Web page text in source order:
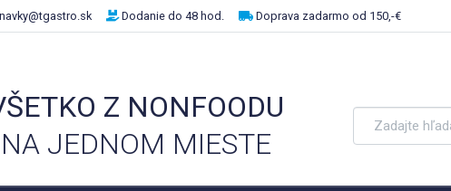
Dodanie do 48 hod. Doprava zadarmo od 150,-€
Z NONFOODU
NA JEDNOM MIESTE